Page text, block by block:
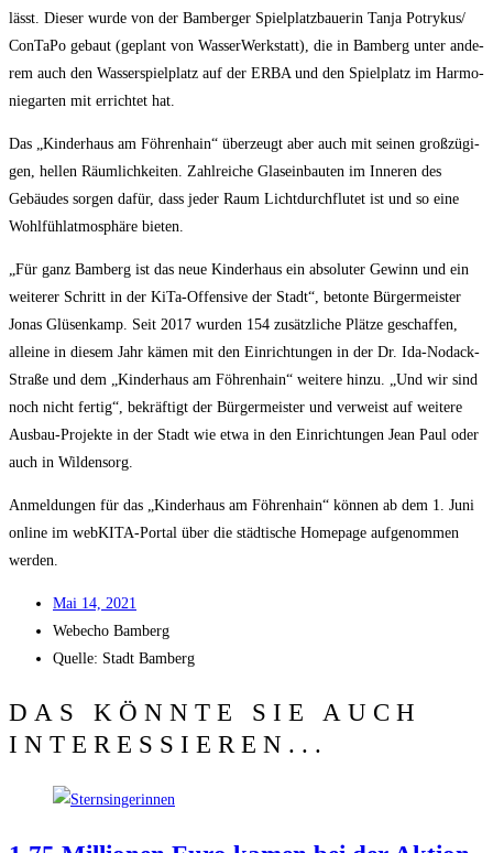
lässt. Die­ser wur­de von der Bam­ber­ger Spiel­platz­baue­rin Tan­ja Potrykus/​
ConTaPo gebaut (geplant von Was­ser­Werk­statt), die in Bam­berg unter ande­
rem auch den Was­ser­spiel­platz auf der ERBA und den Spiel­platz im Har­mo­
nie­gar­ten mit errich­tet hat.
Das „Kin­der­haus am Föh­ren­hain“ über­zeugt aber auch mit sei­nen groß­zü­gi­
gen, hel­len Räum­lich­kei­ten. Zahl­rei­che Glas­ein­bau­ten im Inne­ren des
Gebäu­des sor­gen dafür, dass jeder Raum Licht­durch­flu­tet ist und so eine
Wohl­fühl­at­mo­sphä­re bieten.
„Für ganz Bam­berg ist das neue Kin­der­haus ein abso­lu­ter Gewinn und ein
wei­te­rer Schritt in der KiTa-Offen­si­ve der Stadt“, beton­te Bür­ger­meis­ter
Jonas Glüsen­kamp. Seit 2017 wur­den 154 zusätz­li­che Plät­ze geschaf­fen,
allei­ne in die­sem Jahr kämen mit den Ein­rich­tun­gen in der Dr. Ida-Nodack-
Stra­ße und dem „Kin­der­haus am Föh­ren­hain“ wei­te­re hin­zu. „Und wir sind
noch nicht fer­tig“, bekräf­tigt der Bür­ger­meis­ter und ver­weist auf wei­te­re
Aus­bau-Pro­jek­te in der Stadt wie etwa in den Ein­rich­tun­gen Jean Paul oder
auch in Wildensorg.
Anmel­dun­gen für das „Kin­der­haus am Föh­ren­hain“ kön­nen ab dem 1. Juni
online im web­KI­TA-Por­tal über die städ­ti­sche Home­page auf­ge­nom­men
werden.
Mai 14, 2021
Web­echo Bamberg
Quel­le: Stadt Bamberg
DAS KÖNNTE SIE AUCH
INTERESSIEREN...